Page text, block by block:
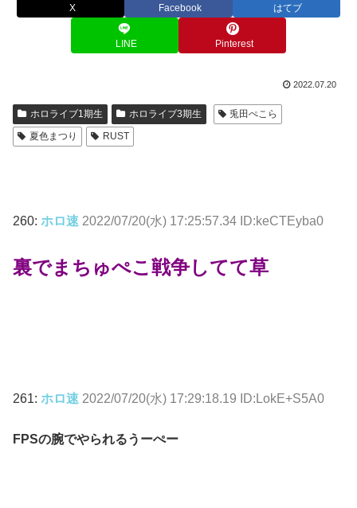
X Facebook はてブ
LINE Pinterest
2022.07.20
ホロライブ1期生 ホロライブ3期生
兎田ぺこら
夏色まつり
RUST
260: ホロ速 2022/07/20(水) 17:25:57.34 ID:keCTEyba0
裏でまちゅぺこ戦争してて草
261: ホロ速 2022/07/20(水) 17:29:18.19 ID:LokE+S5A0
FPSの腕でやられるうーぺー